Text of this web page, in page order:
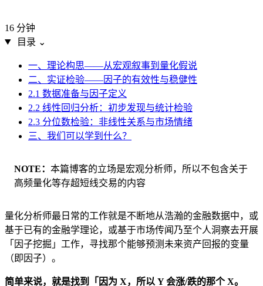
16 分钟
目录 ⌄
一、理论构思——从宏观叙事到量化假说
二、实证检验——因子的有效性与稳健性
2.1 数据准备与因子定义
2.2 线性回归分析：初步发现与统计检验
2.3 分位数检验：非线性关系与市场情绪
三、我们可以学到什么？
NOTE
本篇博客的立场是宏观分析师，所以不包含关于
高频量化等存超短线交易的内容
量化分析师最日常的工作就是不断地从浩瀚的金融数据中，或
基于已有的金融学理论，或基于市场传闻乃至个人洞察去开展
「因子挖掘」工作，寻找那个能够预测未来资产回报的变量
（即因子）。
简单来说，就是找到「因为 X，所以 Y 会涨/跌的那个 X。